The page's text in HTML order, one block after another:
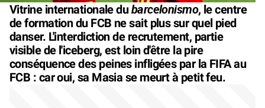
Vitrine internationale dubarcelonismo, le centre
de formation du FCB ne sait plus sur quel pied
danser. L'interdiction de recrutement, partie
visible de l'iceberg, est loin d'être la pire
conséquence des peines infligées par la FIFA au
FCB : car oui, sa Masia se meurt à petit feu.